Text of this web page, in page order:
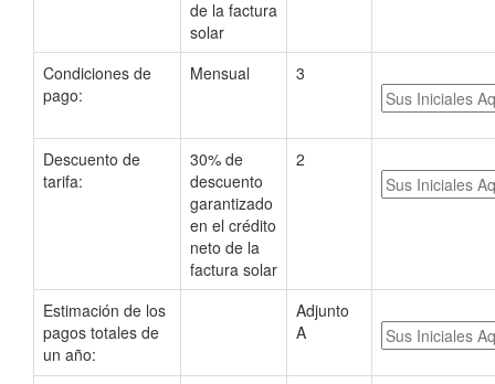
de la factura
solar
Condiciones de
pago:
Mensual 3
Descuento de
tarifa:
30% de
descuento
garantizado
en el crédito
neto de la
factura solar
2
Estimación de los
pagos totales de
un año:
Adjunto
A